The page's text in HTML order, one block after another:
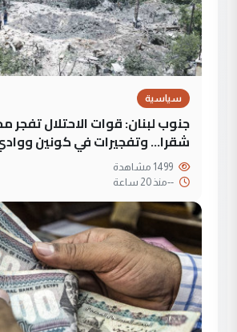
سياسية
جنوب لبنان: قوات الاحتلال تفجر
شقرا… وتفجيرات في كونين
--منذ 20 ساعة